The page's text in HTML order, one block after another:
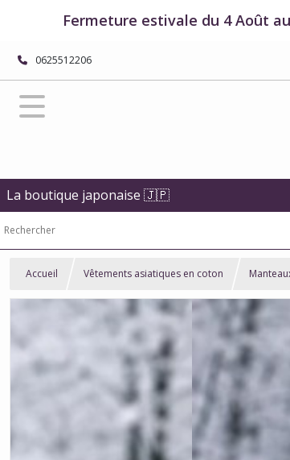
Fermeture estivale du 4 Août
0625512206
La boutique japonaise 🇯🇵
Accueil Vêtements asiatiques en coton